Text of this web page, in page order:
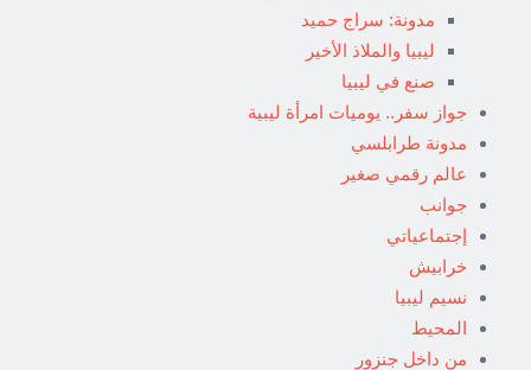
مدونة: سراج حميد
ليبيا والملاذ الأخير
صنع في ليبيا
جواز سفر.. يوميات امرأة ليبية
مدونة طرابلسي
عالم رقمي صغير
جوانب
إجتماعياتي
خرابيش
نسيم ليبيا
المحيط
من داخل جنزور